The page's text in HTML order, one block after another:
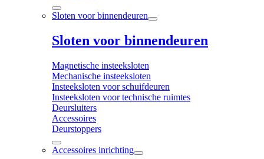
Sloten voor binnendeuren
Sloten voor binnendeuren
Magnetische insteeksloten
Mechanische insteeksloten
Insteeksloten voor schuifdeuren
Insteeksloten voor technische ruimtes
Deursluiters
Accessoires
Deurstoppers
Accessoires inrichting